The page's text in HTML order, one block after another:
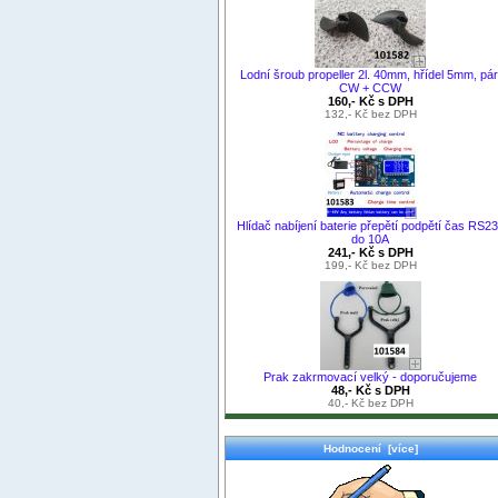
Lodní šroub propeller 2l. 40mm, hřídel 5mm,
CW + CCW
160,- Kč s DPH
132,- Kč bez DPH
Hlídač nabíjení baterie přepětí podpětí čas
do 10A
241,- Kč s DPH
199,- Kč bez DPH
Prak zakrmovací velký - doporučujeme
48,- Kč s DPH
40,- Kč bez DPH
Hodnocení [více]